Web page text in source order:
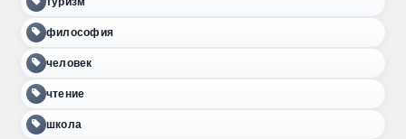
философия
человек
чтение
школа